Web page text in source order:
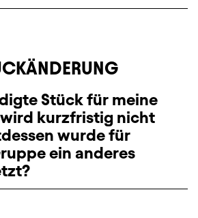
Stück für meine
kurzfristig nicht
wurde für
ein anderes